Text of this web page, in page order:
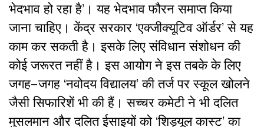
भेदभाव हो रहा है’ । यह भेदभाव फौरन समाप्त किया
जाना चाहिए। केंद्र सरकार ‘एक्जीक्यूटिव ऑर्डर’से यह
काम कर सकती है। इसके लिए संविधान संशोधन की
कोई जरूरत नहीं है। इस आयोग ने इस तबके के लिए
जगह–जगह ‘नवोदय विद्यालय’की तर्ज पर स्कूल खोलने
जैसी सिफारिशें भी की हैं। सच्चर कमेटी ने भी दलित
मुसलमान और दलित ईसाइयों को‘शिड्यूल कास्ट’का